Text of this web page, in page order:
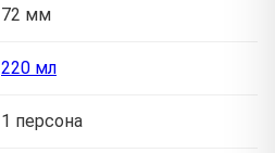
72 мм
220 мл
1 персона